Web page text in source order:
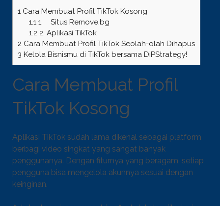
1Cara Membuat Profil TikTok Kosong
1.11. Situs Remove.bg
1.2 2. Aplikasi TikTok
2 Cara Membuat Profil TikTok Seolah-olah Dihapus
3 Kelola Bisnismu di TikTok bersama DiPStrategy!
Cara Membuat Profil
TikTok Kosong
Aplikasi TikTok sudah lama dikenal sebagai platform
berbagi video singkat yang sangat banyak
penggunanya. Dengan fiturnya yang beragam, setiap
pengguna bisa mengelola akunnya sesuai dengan
keinginan.